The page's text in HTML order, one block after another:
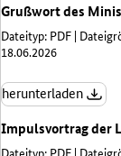
Grußwort des
Dateityp: PDF |
18.06.2026
herunterladen
Impulsvortrag der